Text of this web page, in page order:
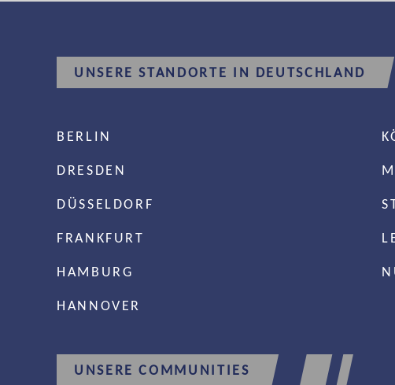
UNSERE STANDORTE IN DEUTSCHLAND
BERLIN
DRESDEN
DÜSSELDORF
FRANKFURT
HAMBURG
HANNOVER
UNSERE COMMUNITIES